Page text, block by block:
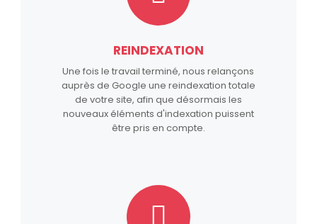
REINDEXATION
Une fois le travail terminé, nous relançons
auprès de Google une reindexation totale
de votre site, afin que désormais les
nouveaux éléments d'indexation puissent
être pris en compte.